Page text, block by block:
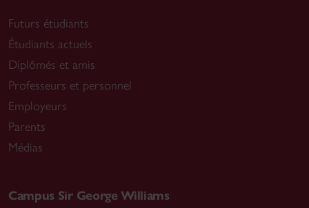
Futurs étudiants
Étudiants actuels
Diplômés et amis
Professeurs et personnel
Employeurs
Parents
Médias
Campus Sir George Williams